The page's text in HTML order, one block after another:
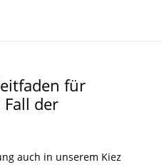
für
der
auch in unserem Kiez